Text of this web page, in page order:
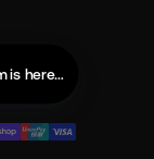
is here to help with